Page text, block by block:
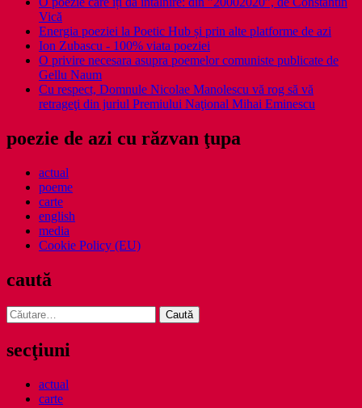
Vică
Energia poeziei la Poetic Hub și prin alte platforme de azi
Ion Zubascu - 100% viata poeziei
O privire necesara asupra poemelor comuniste publicate de
Gellu Naum
Cu respect, Domnule Nicolae Manolescu vă rog să vă
retrageţi din juriul Premiului Naţional Mihai Eminescu
poezie de azi cu răzvan ţupa
actual
poeme
carte
english
media
Cookie Policy (EU)
caută
Caută
după:
secţiuni
actual
carte